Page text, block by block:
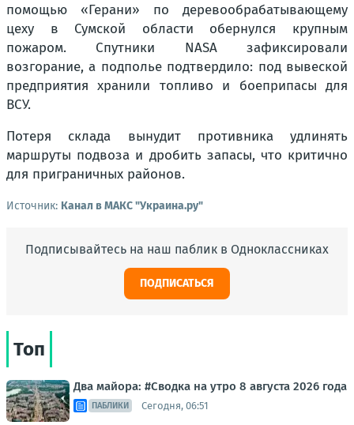
помощью «Герани» по деревообрабатывающему
цеху в Сумской области обернулся крупным
пожаром. Спутники NASA зафиксировали
возгорание, а подполье подтвердило: под вывеской
предприятия хранили топливо и боеприпасы для
ВСУ.
Потеря склада вынудит противника удлинять
маршруты подвоза и дробить запасы, что критично
для приграничных районов.
Источник: Канал в МАКС "Украина.ру"
Подписывайтесь на наш паблик в Одноклассниках
ПОДПИСАТЬСЯ
Топ
Два майора: #Сводка на утро 8 августа 2026 года
ПАБЛИКИ Сегодня, 06:51